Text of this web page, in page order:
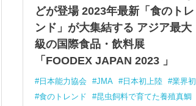
どが登場 2023年最新「食のトレ
ンド」が大集結する アジア最大
級の国際食品・飲料展
「FOODEX JAPAN 2023 」
日本能力協会 JMA 日本初上陸
業界初
食のトレンド
昆虫飼料で育てた養殖真鯛